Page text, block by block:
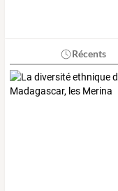
Récents